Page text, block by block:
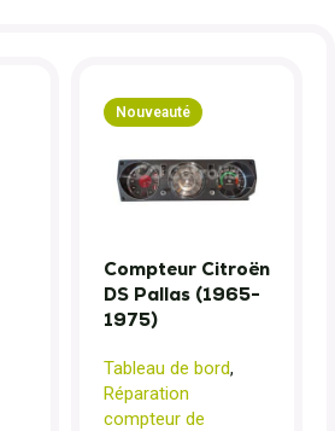
Nouveauté
Compteur Citroën
DS Pallas (1965-
1975)
Tableau de bord,
Réparation
compteur de